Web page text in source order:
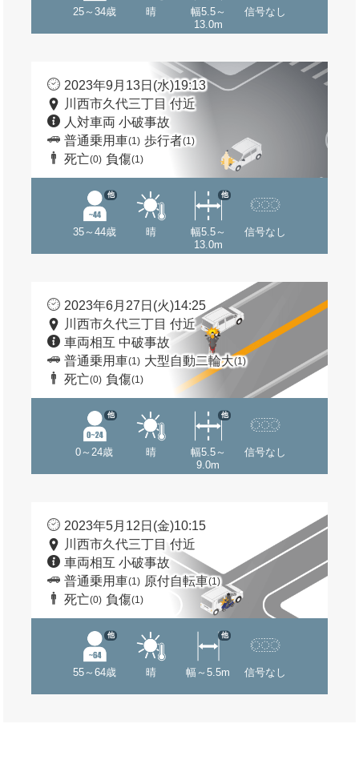
25～34歳 晴
幅5.5～
13.0m
信号なし
2023年9月13日(水)19:13
川西市久代三丁目 付近
人対車両 小破事故
普通乗用車(1) 歩行者(1)
死亡(0) 負傷(1)
35～44歳
他
晴
幅5.5～
13.0m
他
信号なし
2023年6月27日(火)14:25
川西市久代三丁目 付近
車両相互 中破事故
普通乗用車(1) 大型自動二輪大(1)
死亡(0) 負傷(1)
0～24歳
他
晴
幅5.5～
9.0m
他
信号なし
2023年5月12日(金)10:15
川西市久代三丁目 付近
車両相互 小破事故
普通乗用車(1) 原付自転車(1)
死亡(0) 負傷(1)
55～64歳
他
晴 幅～5.5m
他
信号なし